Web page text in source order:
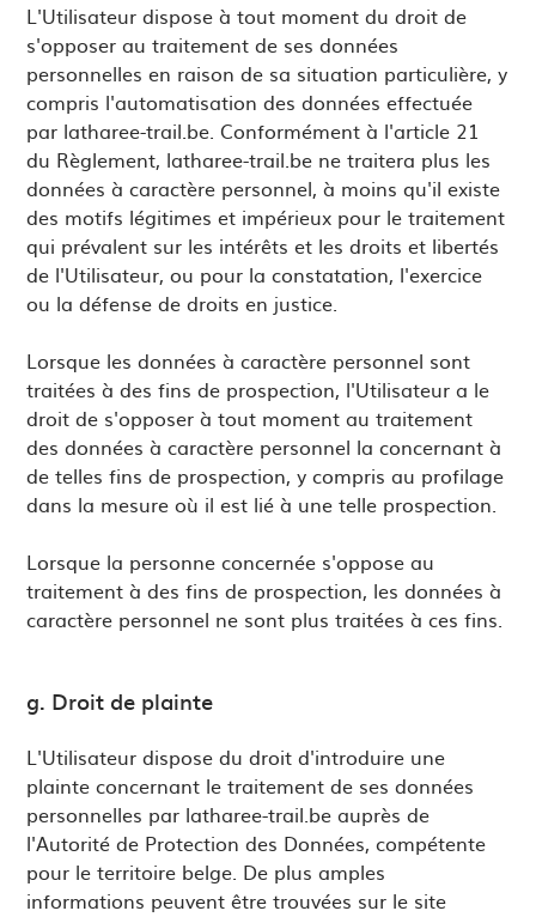
L'Utilisateur dispose à tout moment du droit de
s'opposer au traitement de ses données
personnelles en raison de sa situation particulière, y
compris l'automatisation des données effectuée
par latharee-trail.be. Conformément à l'article 21
du Règlement, latharee-trail.be ne traitera plus les
données à caractère personnel, à moins qu'il existe
des motifs légitimes et impérieux pour le traitement
qui prévalent sur les intérêts et les droits et libertés
de l'Utilisateur, ou pour la constatation, l'exercice
ou la défense de droits en justice.
Lorsque les données à caractère personnel sont
traitées à des fins de prospection, l'Utilisateur a le
droit de s'opposer à tout moment au traitement
des données à caractère personnel la concernant à
de telles fins de prospection, y compris au profilage
dans la mesure où il est lié à une telle prospection.
Lorsque la personne concernée s'oppose au
traitement à des fins de prospection, les données à
caractère personnel ne sont plus traitées à ces fins.
g. Droit de plainte
L'Utilisateur dispose du droit d'introduire une
plainte concernant le traitement de ses données
personnelles par latharee-trail.be auprès de
l'Autorité de Protection des Données, compétente
pour le territoire belge. De plus amples
informations peuvent être trouvées sur le site